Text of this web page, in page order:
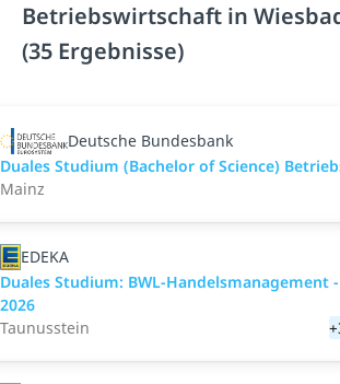
Betriebswirtschaft in
(35 Ergebnisse)
Deutsche Bundesbank
Duales Studium (Bachelor of Science)
Mainz
EDEKA
Duales Studium: BWL-
2026
Taunusstein